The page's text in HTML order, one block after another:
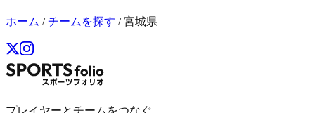
ホーム /チームを探す /宮城県
プレイヤーとチームをつなぐ。